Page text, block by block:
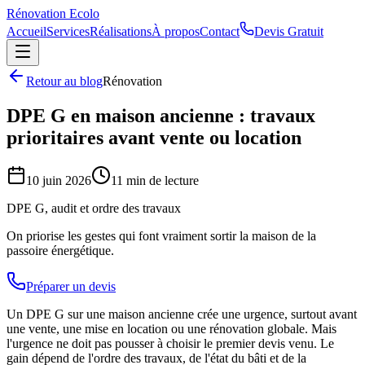
Rénovation Ecolo
AccueilServicesRéalisationsÀ proposContact Devis Gratuit
Retour au blogRénovation
DPE G en maison ancienne : travaux
prioritaires avant vente ou location
10 juin 2026
11 min de lecture
DPE G, audit et ordre des travaux
On priorise les gestes qui font vraiment sortir la maison de la
passoire énergétique.
Préparer un devis
Un DPE G sur une maison ancienne crée une urgence, surtout avant
une vente, une mise en location ou une rénovation globale. Mais
l'urgence ne doit pas pousser à choisir le premier devis venu. Le
gain dépend de l'ordre des travaux, de l'état du bâti et de la